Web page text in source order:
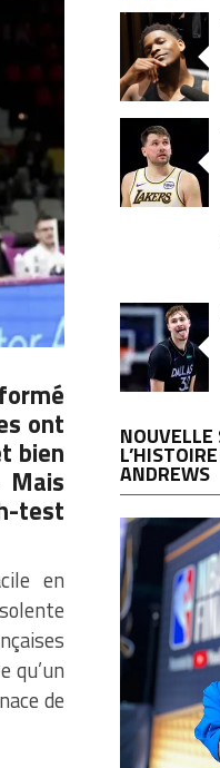
ont
bien
test
en
qu’un
de
NOUVELLE
ANDREWS